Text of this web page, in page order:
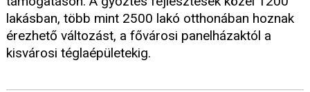
lakásban, több mint 2500 lakó otthonában hoznak
érezhető változást, a fővárosi panelházaktól a
kisvárosi téglaépületekig.